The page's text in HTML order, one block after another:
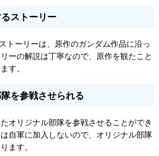
ストーリー
トーリーは、原作のガンダム作品に沿っ
ーの解説は丁寧なので、原作を観たこと
す。
を参戦させられる
オリジナル部隊を参戦させることができ
自軍に加入しないので、オリジナル部隊
ます。